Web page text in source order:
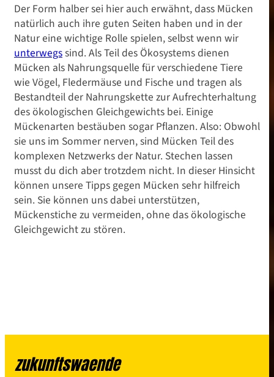
Der Form halber sei hier auch erwähnt, dass Mücken
natürlich auch ihre guten Seiten haben und in der
Natur eine wichtige Rolle spielen, selbst wenn wir
unterwegssind. Als Teil des Ökosystems dienen
Mücken als Nahrungsquelle für verschiedene Tiere
wie Vögel, Fledermäuse und Fische und tragen als
Bestandteil der Nahrungskette zur Aufrechterhaltung
des ökologischen Gleichgewichts bei. Einige
Mückenarten bestäuben sogar Pflanzen. Also: Obwohl
sie uns im Sommer nerven, sind Mücken Teil des
komplexen Netzwerks der Natur. Stechen lassen
musst du dich aber trotzdem nicht. In dieser Hinsicht
können unsere Tipps gegen Mücken sehr hilfreich
sein. Sie können uns dabei unterstützen,
Mückenstiche zu vermeiden, ohne das ökologische
Gleichgewicht zu stören.
zukunftswaende